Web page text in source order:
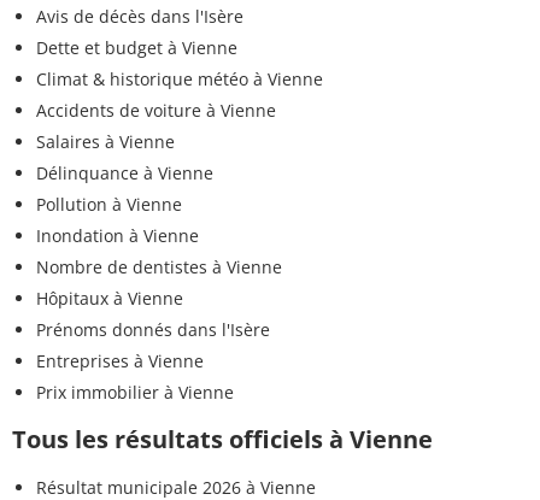
Avis de décès dans l'Isère
Dette et budget à Vienne
Climat & historique météo à Vienne
Accidents de voiture à Vienne
Salaires à Vienne
Délinquance à Vienne
Pollution à Vienne
Inondation à Vienne
Nombre de dentistes à Vienne
Hôpitaux à Vienne
Prénoms donnés dans l'Isère
Entreprises à Vienne
Prix immobilier à Vienne
Tous les résultats officiels à Vienne
Résultat municipale 2026 à Vienne